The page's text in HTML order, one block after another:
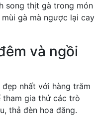
song thịt gà trong món
gà mà ngược lại cay
và ngồi
nhất với hàng trăm
tham gia thử các trò
thả đèn hoa đăng.